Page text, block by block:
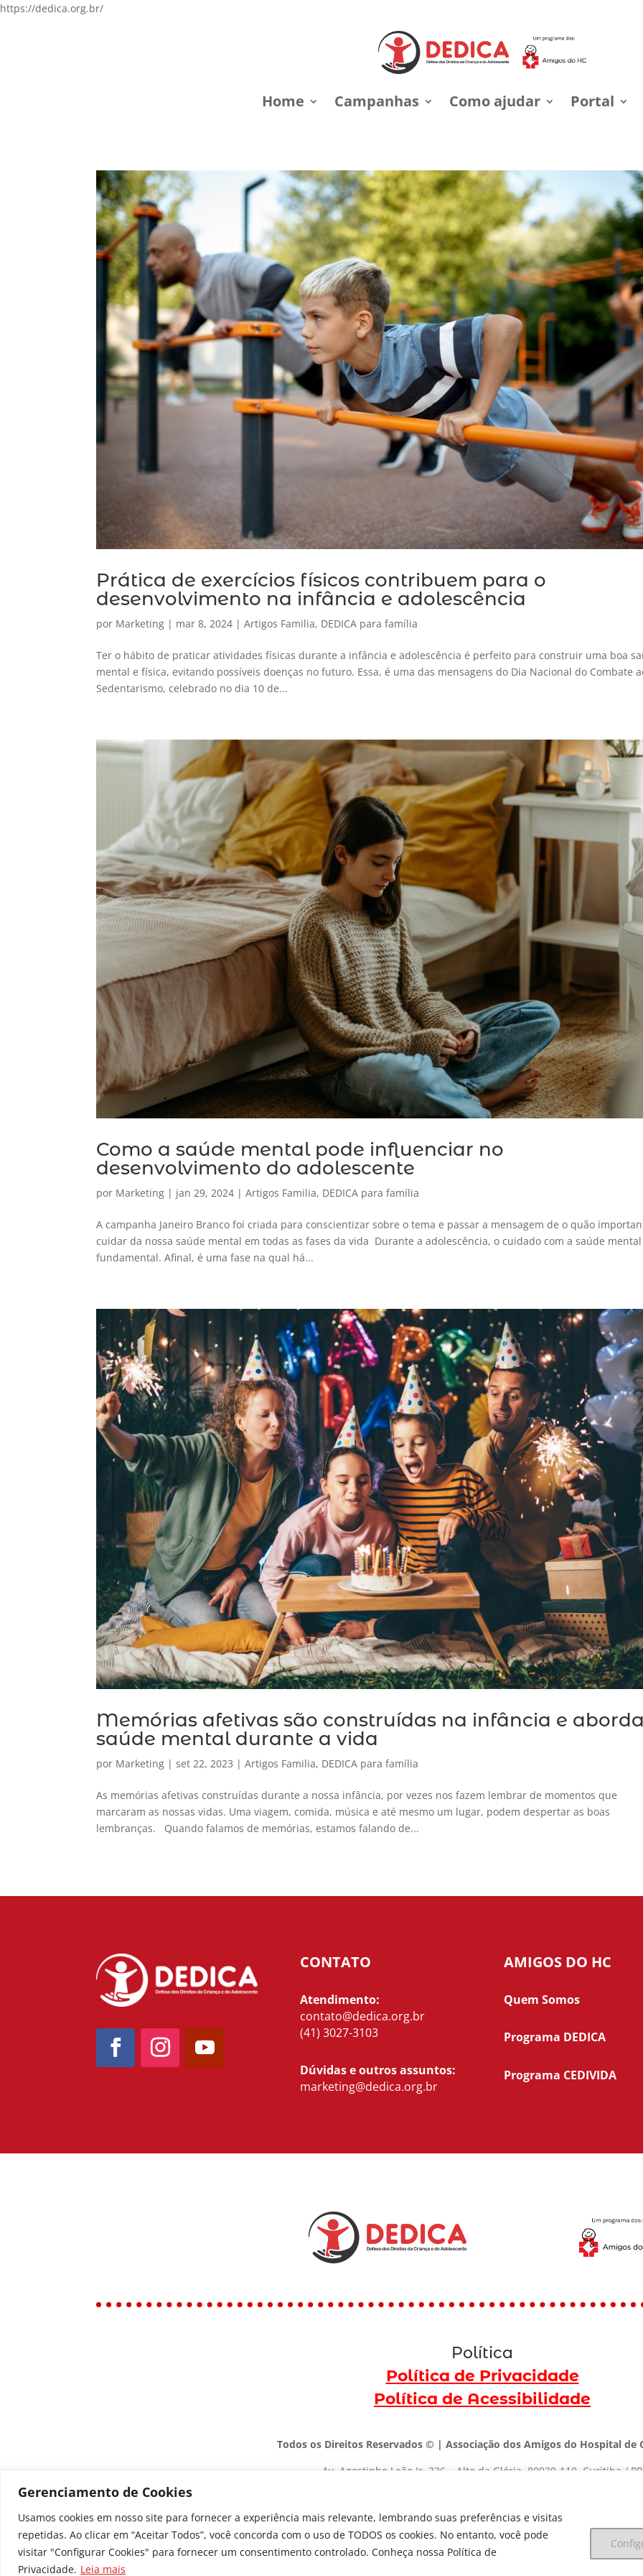
Gerenciamento de Cookies
Usamos cookies em nosso site para fornecer a experiência mais relevante, lembrando suas preferências e visitas
repetidas. Ao clicar em “Aceitar Todos”, você concorda com o uso de TODOS os cookies. No entanto, você pode
visitar "Configurar Cookies" para fornecer um consentimento controlado. Conheça nossa Política de
Privacidade. Leia mais
https://dedica.org.br/
Home Campanhas Como ajudar Portal
Prática de exercícios físicos contribuem para o
desenvolvimento na infância e adolescência
por Marketing | mar 8, 2024 |Artigos Familia, DEDICA para família
Ter o hábito de praticar atividades físicas durante a infância e adolescência é perfeito para construir uma boa
mental e física, evitando possíveis doenças no futuro. Essa, é uma das mensagens do Dia Nacional do Combate
Sedentarismo, celebrado no dia 10 de...
Como a saúde mental pode influenciar no
desenvolvimento do adolescente
por Marketing | jan 29, 2024 |Artigos Familia, DEDICA para família
A campanha Janeiro Branco foi criada para conscientizar sobre o tema e passar a mensagem de o quão
cuidar da nossa saúde mental em todas as fases da vida Durante a adolescência, o cuidado com a saúde
fundamental. Afinal, é uma fase na qual há...
Memórias afetivas são construídas na infância e
saúde mental durante a vida
por Marketing |set 22, 2023 |Artigos Familia, DEDICA para família
As memórias afetivas construídas durante a nossa infância, por vezes nos fazem lembrar de momentos que
marcaram as nossas vidas. Uma viagem, comida, música e até mesmo um lugar, podem despertar as boas
lembranças. Quando falamos de memórias, estamos falando de...
CONTATO
Atendimento:
contato@dedica.org.br
(41) 3027-3103
Dúvidas e outros assuntos:
marketing@dedica.org.br
AMIGOS DO HC
Quem Somos
Programa DEDICA
Programa CEDIVIDA
Política
Política de Privacidade
Política de Acessibilidade
Todos os Direitos Reservados © | Associação dos Amigos do Hospital de
Av. Agostinho Leão Jr, 336 – Alto da Glória, 80030-110, Curitiba / PR
CNPJ: 79.698.643/0001-00